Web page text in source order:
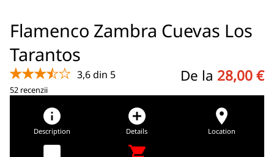
Flamenco Zambra Cuevas Los
Tarantos
★★★★★ 3,6 din 5
52 recenzii
De la 28,00 €